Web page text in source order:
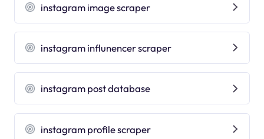
instagram image scraper
instagram influnencer scraper
instagram post database
instagram profile scraper